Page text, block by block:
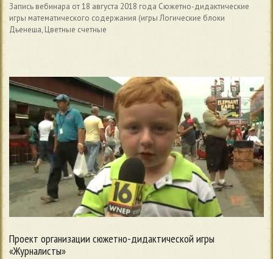
Запись вебинара от 18 августа 2018 года Сюжетно-дидактические
игры математического содержания (игры Логические блоки
Дьенеша, Цветные счетные
Проект организации сюжетно-дидактической игры
«Журналисты»